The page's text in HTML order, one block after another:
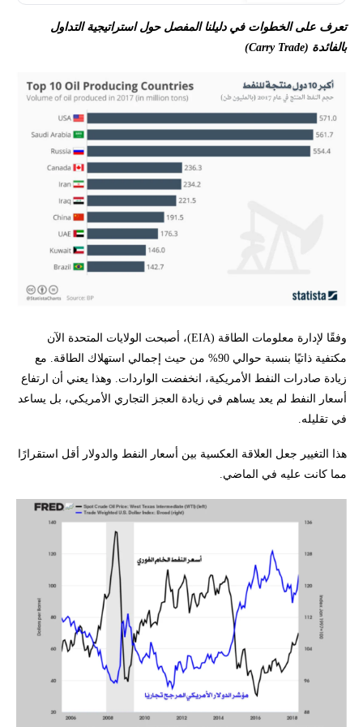
تعرف على الخطوات في دليلنا المفصل حول استراتيجية التداول
بالفائدة (Carry Trade)
وفقًا لإدارة معلومات الطاقة (EIA)، أصبحت الولايات المتحدة الآن
مكتفية ذاتيًا بنسبة حوالي 90% من حيث إجمالي استهلاك الطاقة. مع
زيادة صادرات النفط الأمريكية، انخفضت الواردات. وهذا يعني أن ارتفاع
أسعار النفط لم يعد يساهم في زيادة العجز التجاري الأمريكي، بل يساعد
في تقليله.
هذا التغيير جعل العلاقة العكسية بين أسعار النفط والدولار أقل استقرارًا
مما كانت عليه في الماضي.